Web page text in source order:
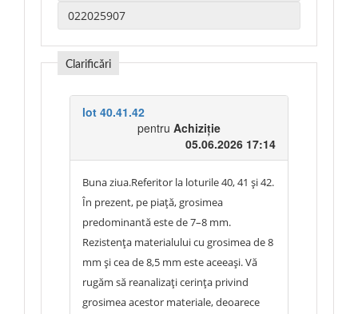
Clarificări
lot 40.41.42
pentru Achiziție
05.06.2026 17:14
Buna ziua.Referitor la loturile 40, 41 și 42.
În prezent, pe piață, grosimea
predominantă este de 7–8 mm.
Rezistența materialului cu grosimea de 8
mm și cea de 8,5 mm este aceeași. Vă
rugăm să reanalizați cerința privind
grosimea acestor materiale, deoarece